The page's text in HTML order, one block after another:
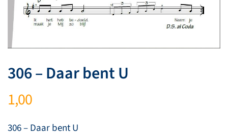
306 – Daar bent U
1,00
306 – Daar bent U